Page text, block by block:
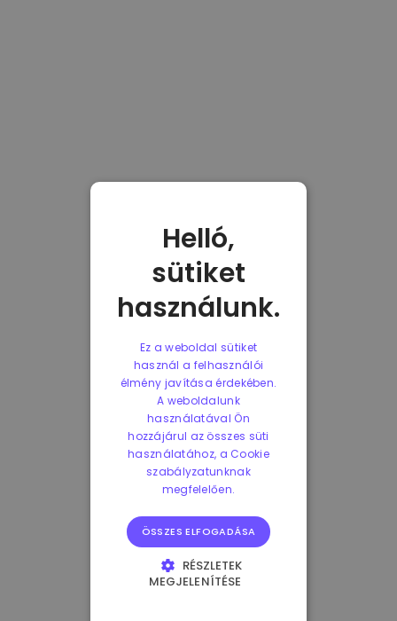
Helló,
sütiket
használunk.
Ez a weboldal sütiket
használ a felhasználói
élmény javítása érdekében.
A weboldalunk
használatával Ön
hozzájárul az összes süti
használatához, a Cookie
szabályzatunknak
megfelelően.
ÖSSZES ELFOGADÁSA
RÉSZLETEK
MEGJELENÍTÉSE